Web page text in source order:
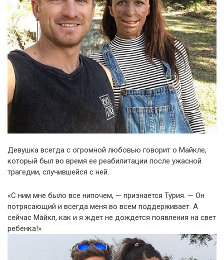
Девушка всегда с огромной любовью говорит о Майкле,
который был во время ее реабилитации после ужасной
трагедии, случившейся с ней.
«С ним мне было все нипочем, — признается Турия. — Он
потрясающий и всегда меня во всем поддерживает. А
сейчас Майкл, как и я ждет не дождется появления на свет
ребенка!»